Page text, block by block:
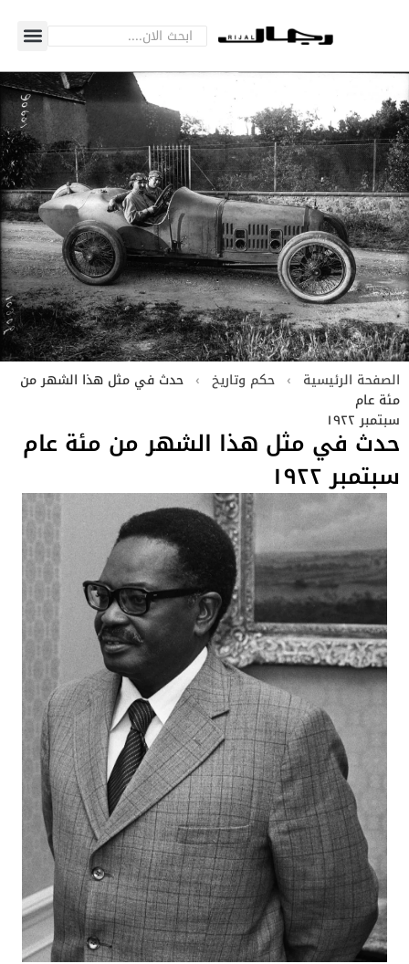
الصفحة الرئيسية › حكم وتاريخ › حدث في مثل هذا الشهر من
مئة عام
سبتمبر ١٩٢٢
حدث في مثل هذا الشهر من مئة عام
سبتمبر ١٩٢٢